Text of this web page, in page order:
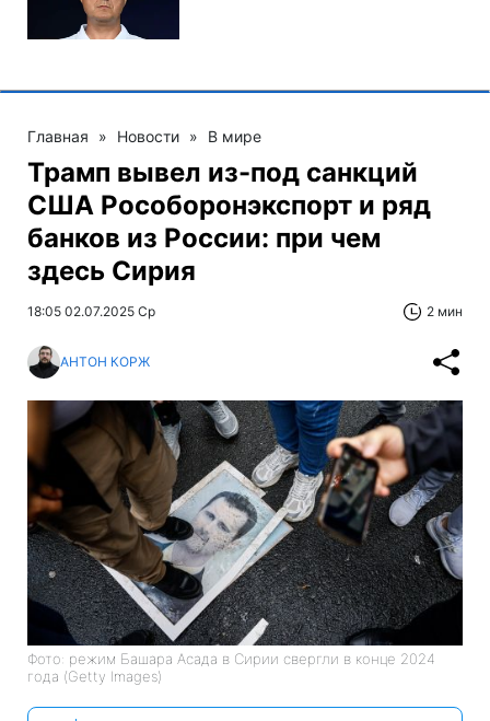
Главная » Новости » В мире
Трамп вывел из-под санкций
США Рособоронэкспорт и ряд
банков из России: при чем
здесь Сирия
18:05 02.07.2025 Ср 2 мин
АНТОН КОРЖ
Фото: режим Башара Асада в Сирии свергли в конце 2024
года (Getty Images)